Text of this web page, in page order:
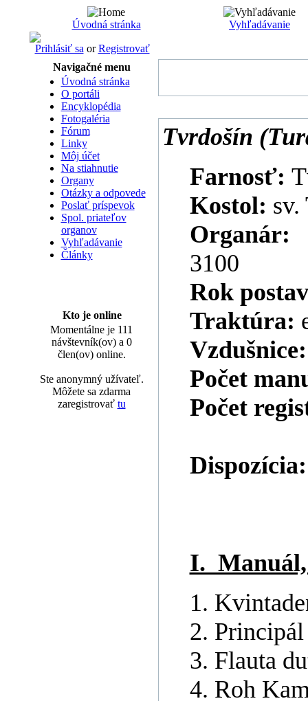
Úvodná stránka Vyhľadávanie
Prihlásiť sa orRegistrovať
Navigačné menu
Úvodná stránka
O portáli
Encyklopédia
Fotogaléria
Fórum
Linky
Môj účet
Na stiahnutie
Organy
Otázky a odpovede
Poslať príspevok
Spol. priateľov
organov
Vyhľadávanie
Články
Kto je online
Momentálne je 111
návštevník(ov) a 0
člen(ov) online.
Ste anonymný užívateľ.
Môžete sa zdarma
zaregistrovať tu
Tvrdošín
Farnosť:
Kostol: sv.
3100
Rok
Traktúra:
Počet
Počet
Dispozícia:
I. Manuál,
1.
2. Principál
3. Flauta
4. Roh